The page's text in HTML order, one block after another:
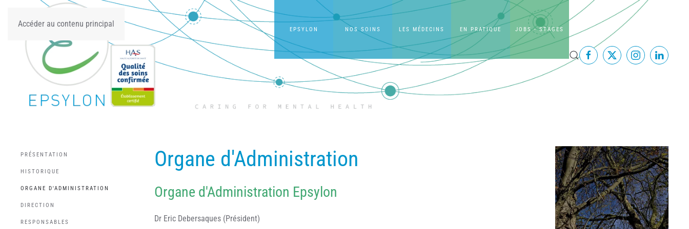
Accéder au contenu principal
EPSYLON NOS SOINS LES MÉDECINS EN PRATIQUE JOBS - STAGES
PRÉSENTATION
HISTORIQUE
ORGANE D'ADMINISTRATION
DIRECTION
RESPONSABLES
Organe d'Administration
Organe d'Administration Epsylon
Dr Eric Debersaques (Président)